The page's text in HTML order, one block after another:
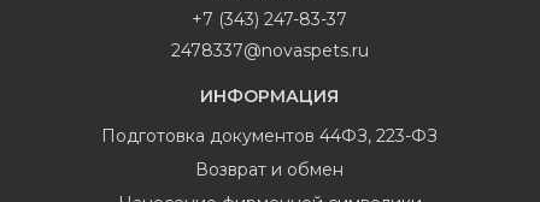
+7 (343) 247-83-37
2478337@novaspets.ru
ИНФОРМАЦИЯ
Подготовка документов 44ФЗ, 223-ФЗ
Возврат и обмен